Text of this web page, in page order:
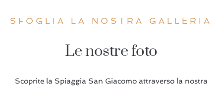
SFOGLIA LA NOSTRA GALLERIA
Le nostre foto
Scoprite la Spiaggia San Giacomo attraverso la nostra